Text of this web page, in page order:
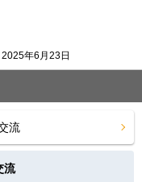
2025年6月23日
流
流